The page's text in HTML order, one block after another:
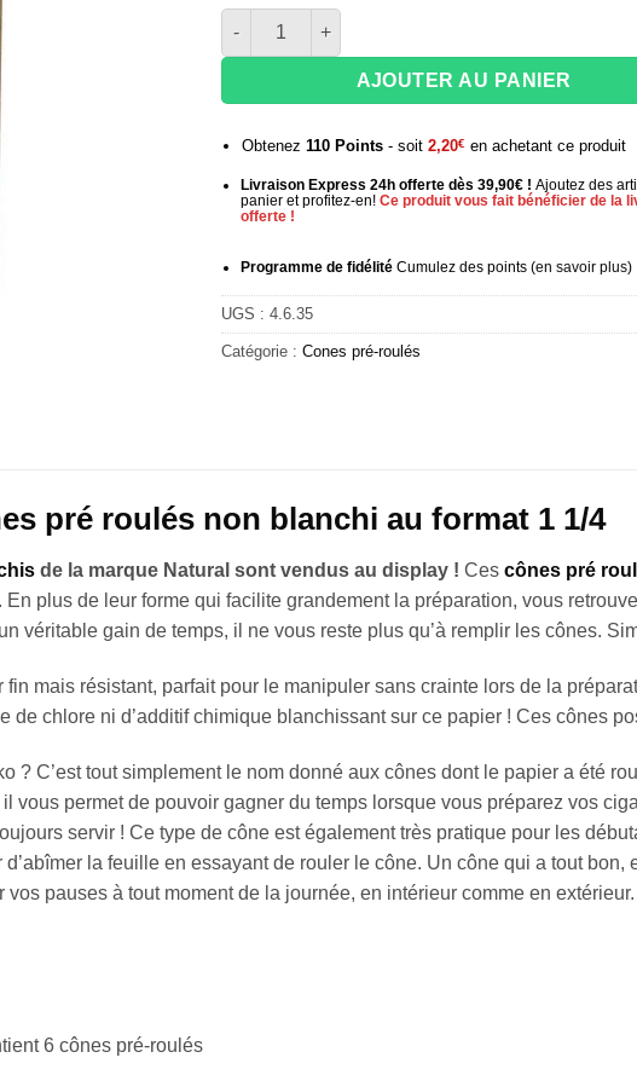
quantité de Cônes pré roulés natural 1 1/4 - x50
AJOUTER AU PANIER
Obtenez 110Points- soit 2,20€ en achetant ce produit
Livraison Express 24h offerte dès 39,90€ ! Ajoutez des
panier et profitez-en! Ce produit vous fait bénéficier de la
offerte !
Programme de fidélitéCumulez des points (en savoir plus)
UGS : 4.6.35
Catégorie : Cones pré-roulés
pré roulés non blanchi au format 1 1/4
de la marque Natural sont vendus au display ! Ces cônes pré
plus de leur forme qui facilite grandement la préparation, vous
véritable gain de temps, il ne vous reste plus qu’à remplir les cônes.
mais résistant, parfait pour le manipuler sans crainte lors de la
de chlore ni d’additif chimique blanchissant sur ce papier ! Ces cônes
? C’est tout simplement le nom donné aux cônes dont le papier a été
il vous permet de pouvoir gagner du temps lorsque vous préparez vos
servir ! Ce type de cône est également très pratique pour les
la feuille en essayant de rouler le cône. Un cône qui a tout
vos pauses à tout moment de la journée, en intérieur comme en extérieur.
6 cônes pré-roulés